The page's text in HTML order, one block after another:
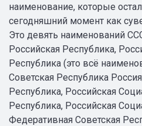
наименование, которые
сегодняшний момент как
Это девять наименований
Российская Республика,
Республика (это всё
Советская Республика
Республика, Российская
Республика, Российская
Федеративная Советская